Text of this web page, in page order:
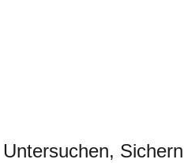
Untersuchen,